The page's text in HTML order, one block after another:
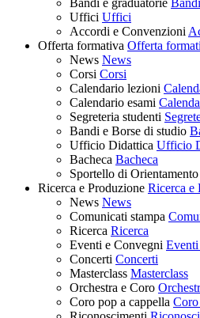
Uffici Uffici
Accordi e Convenzioni
Offerta formativa Offerta
News News
Corsi Corsi
Calendario lezioni
Calendario esami
Segreteria studenti
Bandi e Borse di studio
Ufficio Didattica Ufficio
Bacheca Bacheca
Sportello di Orientamento
Ricerca e Produzione Ricerca e
News News
Comunicati stampa
Ricerca Ricerca
Eventi e Convegni
Concerti Concerti
Masterclass Masterclass
Orchestra e Coro
Coro pop a cappella Coro